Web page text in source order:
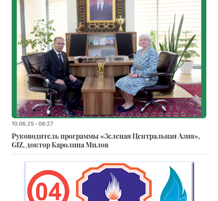
10.06.25 - 06:27
Руководитель программы «Зеленая Центральная Азия»,
GIZ, доктор Каролина Милов